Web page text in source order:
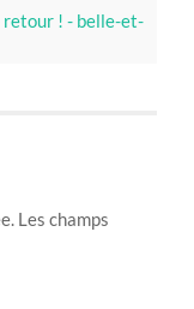
retour ! - belle-et-
Les champs